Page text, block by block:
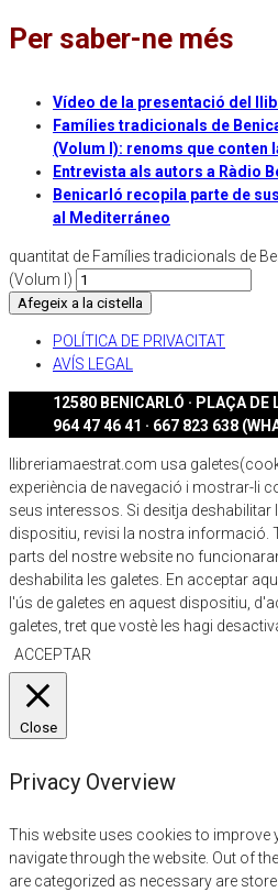
Per saber-ne més
Vídeo de la presentació del
Famílies tradicionals de
(Volum I): renoms que conten
Entrevista als autors a Ràdio
Benicarló recopila parte de
al Mediterráneo
quantitat de Famílies tradicionals de
(Volum I)
Afegeix a la cistella
POLÍTICA DE PRIVACITAT
AVÍS LEGAL
12580 BENICARLÓ · PLAÇA
964 47 46 41 · 667 823 638
llibreriamaestrat.com usa
experiència de navegació i mostrar-li
seus interessos. Si desitja deshabilitar
dispositiu, revisi la nostra informació.
parts del nostre website no
deshabilita les galetes. En acceptar
l'ús de galetes en aquest dispositiu,
galetes, tret que vostè les hagi
ACCEPTAR
Close
Privacy Overview
This website uses cookies to improve
navigate through the website. Out of
are categorized as necessary are